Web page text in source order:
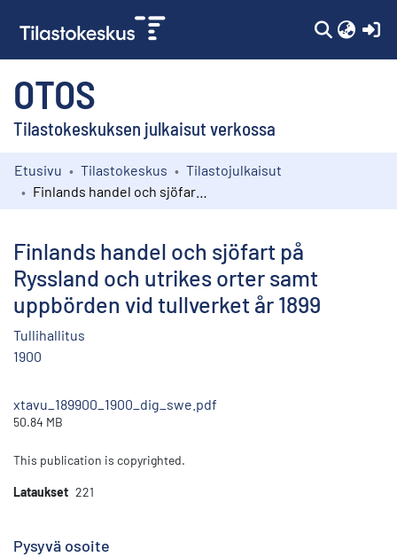
OTOS
Tilastokeskuksen julkaisut verkossa
Kokoelmat
Etusivu Tilastokeskus
Tilastojulkaisut
Finlands handel och sjöfart på
Ryssland och utrikes orter samt
uppbörden vid tullverket år 1899
Tullihallitus
1900
xtavu_189900_1900_dig_swe.pdf
50.84 MB
This publication is copyrighted.
Lataukset 221
Pysyvä osoite